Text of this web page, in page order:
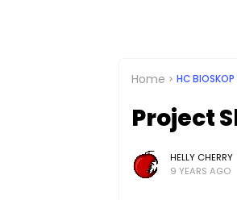
Home HC BIOSKOP
Project
HELLY CHERRY
9 YEARS AGO